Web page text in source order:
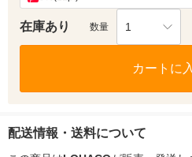
在庫あり 数量 1
カートに
配送情報・送料について